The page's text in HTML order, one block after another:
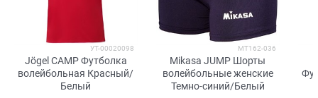
УТ-00020098
Jögel CAMP Футболка
волейбольная Красный/
Белый
MT162-036
Mikasa JUMP Шорты
волейбольные женские
Темно-синий/Белый